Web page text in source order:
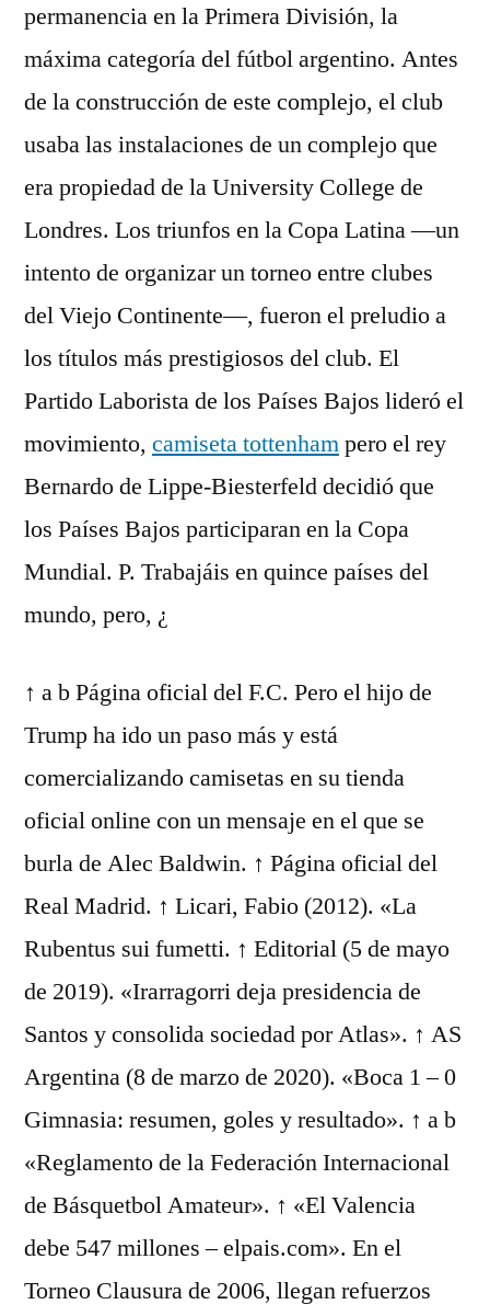
permanencia en la Primera División, la
máxima categoría del fútbol argentino. Antes
de la construcción de este complejo, el club
usaba las instalaciones de un complejo que
era propiedad de la University College de
Londres. Los triunfos en la Copa Latina —un
intento de organizar un torneo entre clubes
del Viejo Continente—, fueron el preludio a
los títulos más prestigiosos del club. El
Partido Laborista de los Países Bajos lideró el
movimiento, camiseta tottenhampero el rey
Bernardo de Lippe-Biesterfeld decidió que
los Países Bajos participaran en la Copa
Mundial. P. Trabajáis en quince países del
mundo, pero, ¿
↑ a b Página oficial del F.C. Pero el hijo de
Trump ha ido un paso más y está
comercializando camisetas en su tienda
oficial online con un mensaje en el que se
burla de Alec Baldwin. ↑ Página oficial del
Real Madrid. ↑ Licari, Fabio (2012). «La
Rubentus sui fumetti. ↑ Editorial (5 de mayo
de 2019). «Irarragorri deja presidencia de
Santos y consolida sociedad por Atlas». ↑ AS
Argentina (8 de marzo de 2020). «Boca 1 – 0
Gimnasia: resumen, goles y resultado». ↑ a b
«Reglamento de la Federación Internacional
de Básquetbol Amateur». ↑ «El Valencia
debe 547 millones – elpais.com». En el
Torneo Clausura de 2006, llegan refuerzos